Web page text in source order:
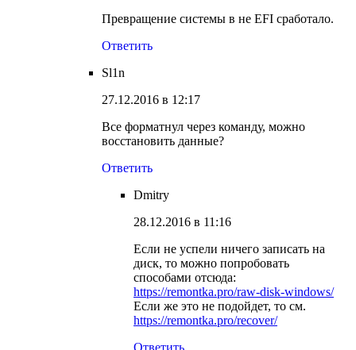
Превращение системы в не EFI сработало.
Ответить
Sl1n
27.12.2016 в 12:17
Все форматнул через команду, можно
восстановить данные?
Ответить
Dmitry
28.12.2016 в 11:16
Если не успели ничего записать на
диск, то можно попробовать
способами отсюда:
https://remontka.pro/raw-disk-windows/
Если же это не подойдет, то см.
https://remontka.pro/recover/
Ответить